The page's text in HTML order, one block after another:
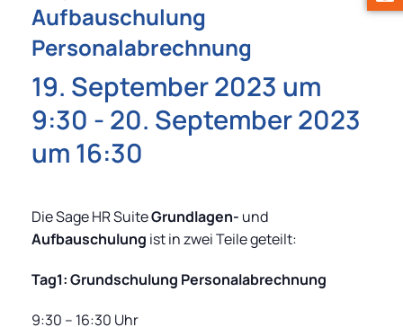
Aufbauschulung
Personalabrechnung
19. September 2023 um
9:30 - 20. September 2023
um 16:30
Die Sage HR SuiteGrundlagen- und
Aufbauschulung ist in zwei Teile geteilt:
Tag1: Grundschulung Personalabrechnung
9:30 – 16:30 Uhr